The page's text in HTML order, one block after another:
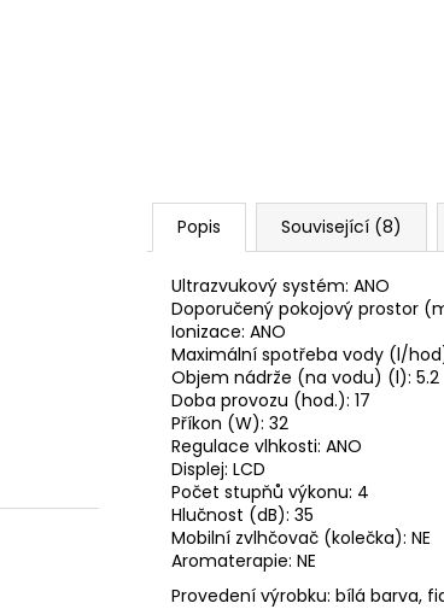
Popis Související (8)
Ultrazvukový systém: ANO
Doporučený pokojový prostor
Ionizace: ANO
Maximální spotřeba vody (l/
Objem nádrže (na vodu) (l): 5.2
Doba provozu (hod.): 17
Příkon (W): 32
Regulace vlhkosti: ANO
Displej: LCD
Počet stupňů výkonu: 4
Hlučnost (dB): 35
Mobilní zvlhčovač (kolečka): NE
Aromaterapie: NE
Provedení výrobku: bílá barva,